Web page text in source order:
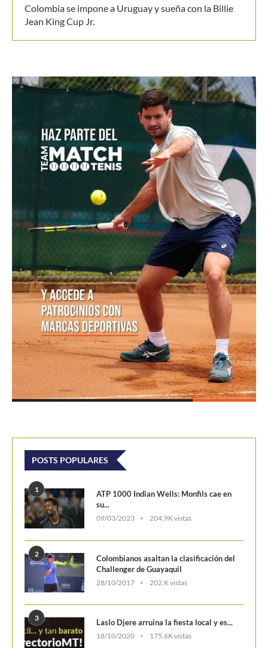
Colombia se impone a Uruguay y sueña con la Billie
POSTS POPULARES
1
ATP 1000 Indian Wells: Monfils cae en
su...
2
Colombianos asaltan la clasificación del
Challenger de Guayaquil
3 Laslo Djere arruina la fiesta local y es...